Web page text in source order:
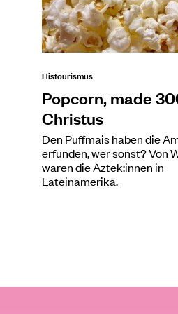
Histourismus
Popcorn, made
Christus
Den Puffmais haben die
erfunden, wer sonst? Von
waren die Aztek:innen in
Lateinamerika.